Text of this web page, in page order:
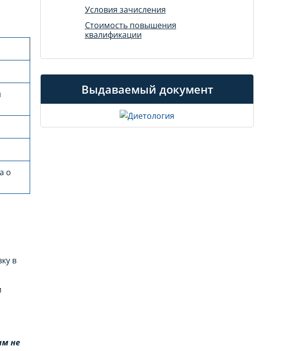
Условия зачисления
Стоимость повышения
квалификации
Выдаваемый документ
о
в
не